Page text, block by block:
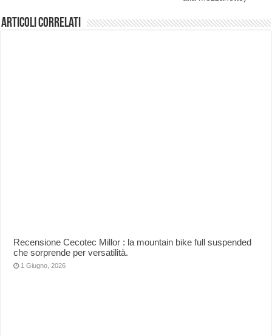
Articoli correlati
Recensione Cecotec Millor : la mountain bike full suspended
che sorprende per versatilità.
1 Giugno, 2026